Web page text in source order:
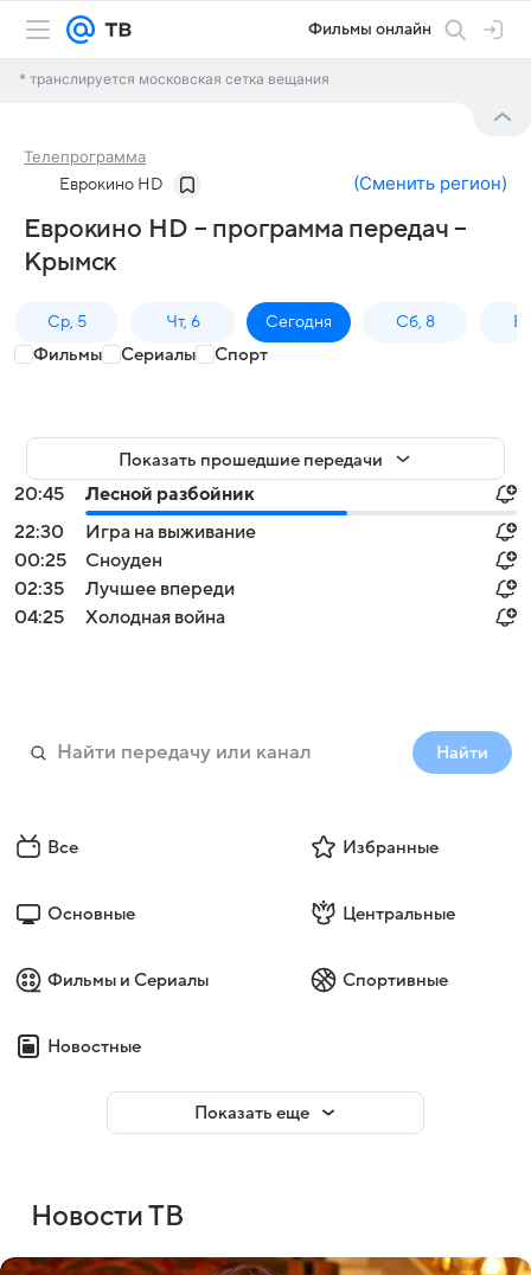
Фильмы онлайн
* транслируется московская сетка вещания
Телепрограмма
Еврокино HD (Сменить регион)
Еврокино HD – программа передач –
Крымск
Ср, 5 Чт, 6 Сегодня Сб, 8
Фильмы Сериалы Спорт
Показать прошедшие передачи
20:45
Лесной разбойник
22:30
Игра на выживание
00:25
Сноуден
02:35
Лучшее впереди
04:25
Холодная война
Найти
Все Избранные
Основные Центральные
Фильмы и Сериалы Спортивные
Новостные
Показать еще
Новости ТВ